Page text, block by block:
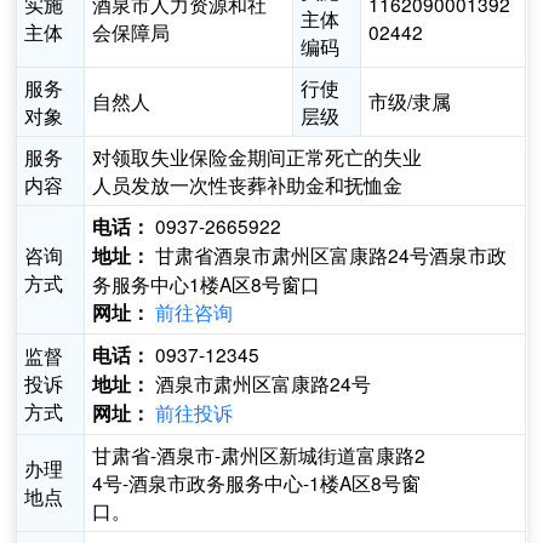
主体
会保障局
主体
编码
02442
服务
对象
自然人
行使
层级
市级/隶属
服务
内容
对领取失业保险金期间正常死亡的失业
人员发放一次性丧葬补助金和抚恤金
咨询
方式
电话： 0937-2665922
地址： 甘肃省酒泉市肃州区富康路24号酒泉市政
务服务中心1楼A区8号窗口
网址： 前往咨询
监督
投诉
方式
电话： 0937-12345
地址： 酒泉市肃州区富康路24号
网址： 前往投诉
办理
地点
甘肃省-酒泉市-肃州区新城街道富康路2
4号-酒泉市政务服务中心-1楼A区8号窗
口。